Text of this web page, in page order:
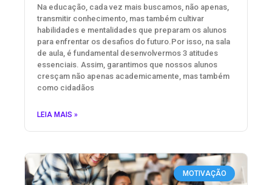
Na educação, cada vez mais buscamos, não apenas,
transmitir conhecimento, mas também cultivar
habilidades e mentalidades que preparam os alunos
para enfrentar os desafios do futuro.Por isso, na sala
de aula, é fundamental desenvolvermos 3 atitudes
essenciais. Assim, garantimos que nossos alunos
cresçam não apenas academicamente, mas também
como cidadãos
LEIA MAIS »
MOTIVAÇÃO